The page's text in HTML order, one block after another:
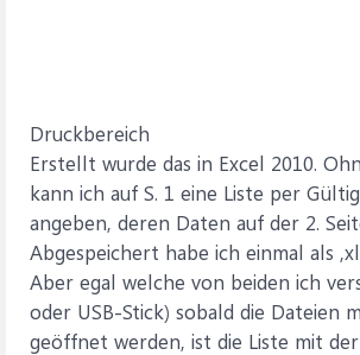
Druckbereich
Erstellt wurde das in Excel 2010.
kann ich auf S. 1 eine Liste per
angeben, deren Daten auf der 2.
Abgespeichert habe ich einmal als
Aber egal welche von beiden ich
oder USB-Stick) sobald die Dateien
geöffnet werden, ist die Liste mit der